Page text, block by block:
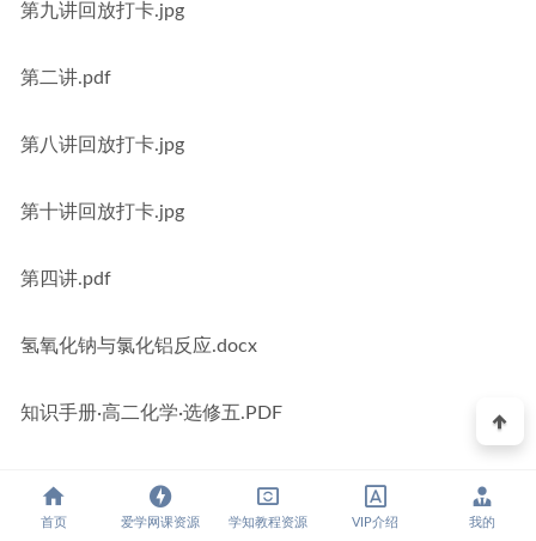
第九讲回放打卡.jpg
第二讲.pdf
第八讲回放打卡.jpg
第十讲回放打卡.jpg
第四讲.pdf
氢氧化钠与氯化铝反应.docx
知识手册·高二化学·选修五.PDF
首页 爱学网课资源 学知教程资源 VIP介绍 我的